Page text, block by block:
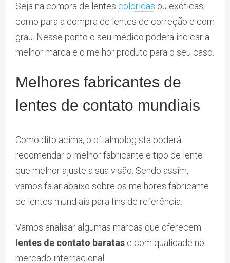
Seja na compra de lentes coloridas ou exóticas,
como para a compra de lentes de correção e com
grau. Nesse ponto o seu médico poderá indicar a
melhor marca e o melhor produto para o seu caso.
Melhores fabricantes de
lentes de contato mundiais
Como dito acima, o oftalmologista poderá
recomendar o melhor fabricante e tipo de lente
que melhor ajuste a sua visão. Sendo assim,
vamos falar abaixo sobre os melhores fabricante
de lentes mundiais para fins de referência.
Vamos analisar algumas marcas que oferecem
lentes de contato baratas e com qualidade no
mercado internacional.